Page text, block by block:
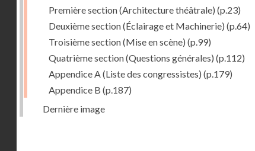
Première section (Architecture théâtrale) (p.23)
Deuxième section (Éclairage et Machinerie) (p.64)
Troisième section (Mise en scène) (p.99)
Quatrième section (Questions générales) (p.112)
Appendice A (Liste des congressistes) (p.179)
Appendice B (p.187)
Dernière image